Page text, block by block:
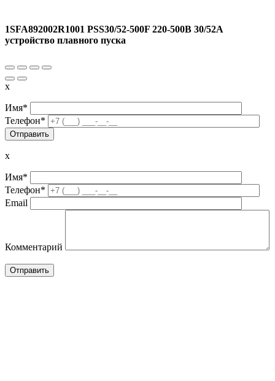
1SFA892002R1001 PSS30/52-500F 220-500В 30/52A
устройство плавного пуска
x
Имя*
Телефон*
x
Имя*
Телефон*
Email
Комментарий